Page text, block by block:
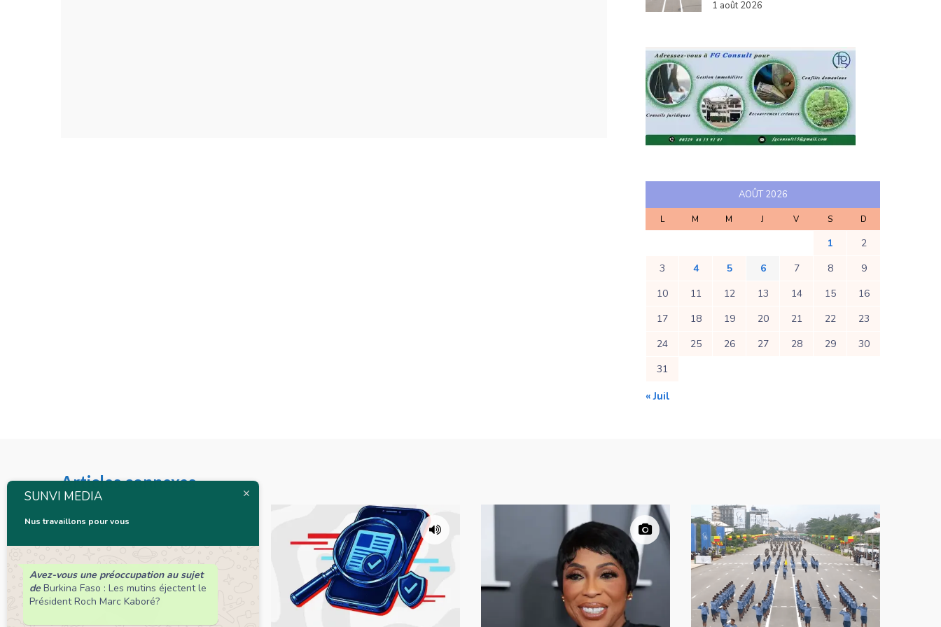
1 août 2026
AOÛT 2026
L M M J V S D
1
2
3
4 5 6 7 8
9
10
11 12 13 14 15
16
17
18 19 20 21 22
23
24
25 26 27 28 29
30
31
« Juil
Articles connexes
SUNVI MEDIA
Nus travaillons pour vous
Avez-vous une préoccupation au sujet
de Burkina Faso : Les mutins éjectent le
Président Roch Marc Kaboré?